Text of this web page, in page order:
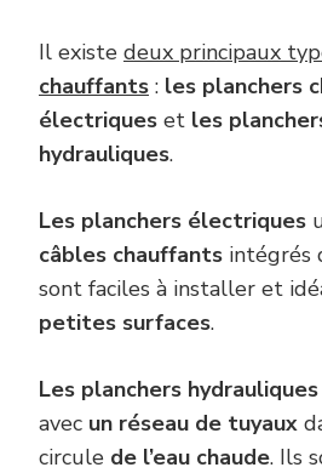
Il existe deux principaux
chauffants : les planchers
électriques et les
hydrauliques.
Les planchers électriques
câbles chauffants intégrés
sont faciles à installer et
petites surfaces.
Les planchers hydrauliques
avec un réseau de tuyaux
circule de l’eau chaude. Ils